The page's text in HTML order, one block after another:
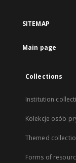
SITEMAP
Main page
Collections
Institution
Kolekcje osób
Themed
Forms of